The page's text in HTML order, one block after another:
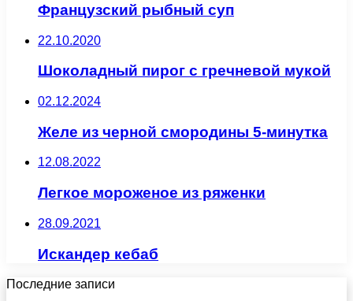
Французский рыбный суп
22.10.2020
Шоколадный пирог с гречневой мукой
02.12.2024
Желе из черной смородины 5-минутка
12.08.2022
Легкое мороженое из ряженки
28.09.2021
Искандер кебаб
Последние записи